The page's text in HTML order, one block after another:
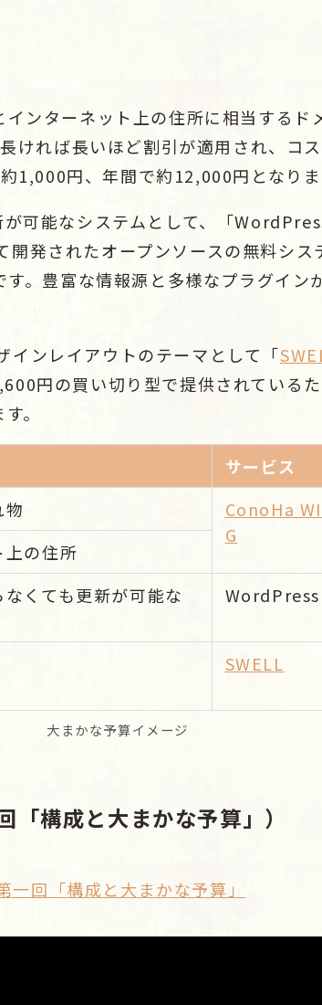
ンターネット上の住所に相当するド
ければ長いほど割引が適用され、コ
1,000円、年間で約12,000円となり
可能なシステムとして、「
発されたオープンソースの無料シス
。豊富な情報源と多様なプラグイン
ンレイアウトのテーマとして「
円の買い切り型で提供されている
。
サービス
物
ConoHa
G
上の住所
くても更新が可能な
WordPress
SWELL
大まかな予算イメージ
構成と大まかな予算」）
一回「構成と大まかな予算」